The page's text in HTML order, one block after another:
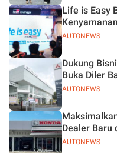
AUTONEWS
Life is Easy
AUTONEWS
Dukung
Buka Diler
AUTONEWS
Dealer Baru